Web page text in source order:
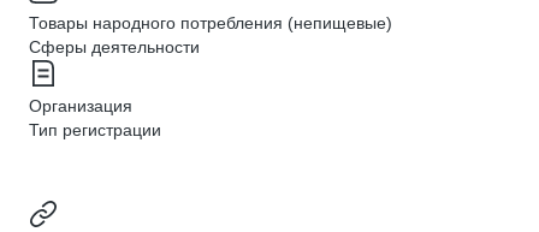
Товары народного потребления (непищевые)
Сферы деятельности
Организация
Тип регистрации